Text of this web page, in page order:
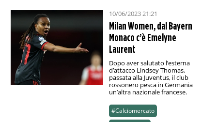
10/06/2023 21:21
Milan Women, dal Bayern
Monaco c’è Emelyne
Laurent
Dopo aver salutato l’esterna
d’attacco Lindsey Thomas,
passata alla Juventus, il club
rossonero pesca in Germania
un’altra nazionale francese.
#Calciomercato